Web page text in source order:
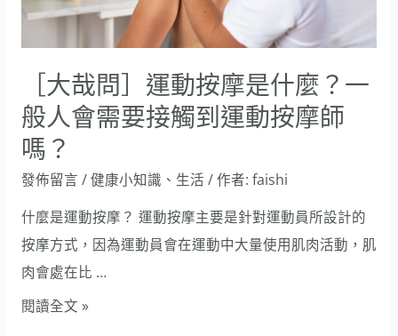
［大哉問］運動按摩是什麼？一
般人會需要接觸到運動按摩師
嗎？
發佈留言 /健康小知識 、 生活 / 作者: faishi
什麼是運動按摩？ 運動按摩主要是針對運動員所設計的
按摩方式，因為運動員會在運動中大量使用肌肉活動，肌
肉會處在比 …
是
什
麼？
一
般
人
會
需
要
接
到
閱讀全文 »